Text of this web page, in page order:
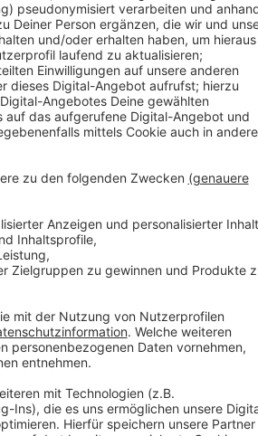
Deutschlands,
MoserNeues aus
natürlich auch nicht
aktuell vom LKW ins
auf derTuff Stuff-
Progressive - hier
Kultshow
Train
Train echtes Rock-
Tourrollt der Rock N
– und sponsert ab
mit derexklusiven
alle Rock- und